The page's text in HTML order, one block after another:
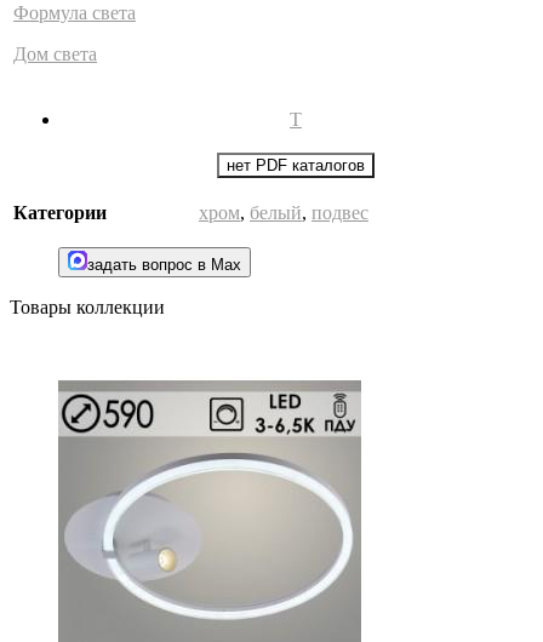
Формула света
Дом света
Т
нет PDF каталогов
Категории хром, белый, подвес
задать вопрос в Max
Товары коллекции